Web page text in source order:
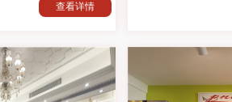
查看详情